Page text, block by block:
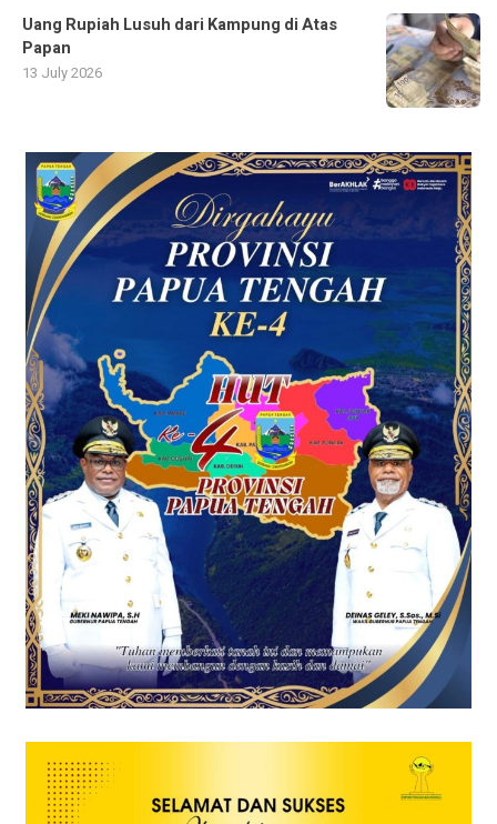
Uang Rupiah Lusuh dari Kampung di Atas
Papan
13 July 2026